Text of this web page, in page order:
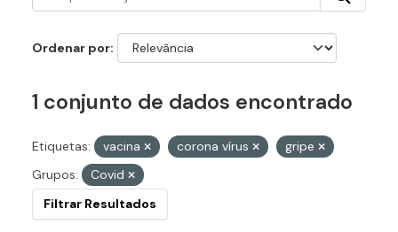
Ordenar por
1 conjunto de dados encontrado
Etiquetas: vacina corona vírus
gripe
Grupos:
Covid
Filtrar Resultados